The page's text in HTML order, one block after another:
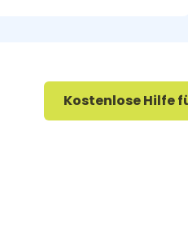
Kostenlose Hilfe